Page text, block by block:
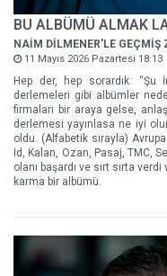
BU ALBÜMÜ ALMAK
NAİM DİLMENER'LE
11 Mayıs 2026 Pazartesi 18:13
Hep der, hep sorardık: “Şu
derlemeleri gibi albümler
firmaları bir araya gelse,
derlemesi yayınlasa ne iyi
oldu. (Alfabetik sırayla)
Id, Kalan, Ozan, Pasaj, TMC,
olanı başardı ve sırt sırta
karma bir albümü.